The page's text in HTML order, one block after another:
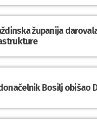
županija
Bosilj obišao